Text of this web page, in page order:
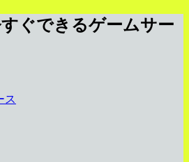
ぐできるゲームサー
ス